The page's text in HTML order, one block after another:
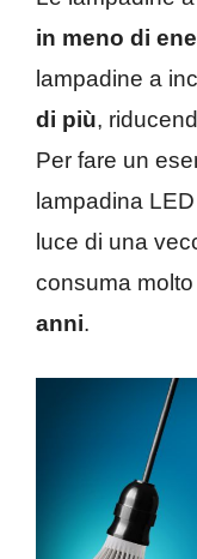
in meno di
lampadine a
di più,
Per fare un
lampadina
luce di una
consuma
anni.